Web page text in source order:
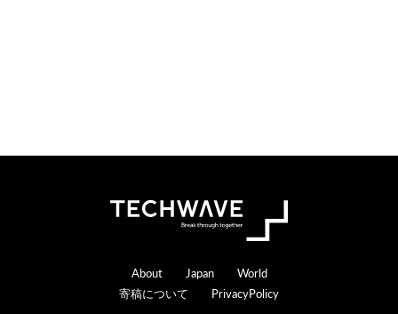
Footer
About Japan
World
寄稿について
PrivacyPolicy